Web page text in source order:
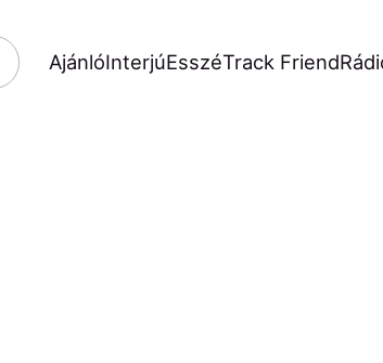
AjánlóInterjúEsszéTrack Friend